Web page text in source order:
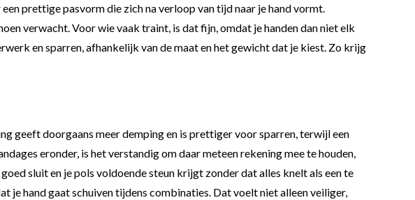
prettige pasvorm die zich na verloop van tijd naar je hand vormt.
verwacht. Voor wie vaak traint, is dat fijn, omdat je handen dan niet elk
en sparren, afhankelijk van de maat en het gewicht dat je kiest. Zo krijg
geeft doorgaans meer demping en is prettiger voor sparren, terwijl een
eronder, is het verstandig om daar meteen rekening mee te houden,
sluit en je pols voldoende steun krijgt zonder dat alles knelt als een te
je hand gaat schuiven tijdens combinaties. Dat voelt niet alleen veiliger,